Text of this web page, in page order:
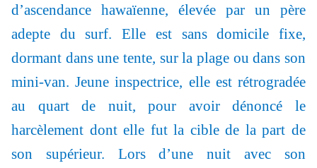
d’ascendance hawaïenne, élevée par un père
adepte du surf. Elle est sans domicile fixe,
dormant dans une tente, sur la plage ou dans son
mini-van. Jeune inspectrice, elle est rétrogradée
au quart de nuit, pour avoir dénoncé le
harcèlement dont elle fut la cible de la part de
son supérieur. Lors d’une nuit avec son